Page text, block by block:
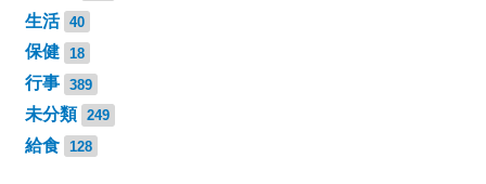
生活 40
保健 18
行事 389
未分類 249
給食 128